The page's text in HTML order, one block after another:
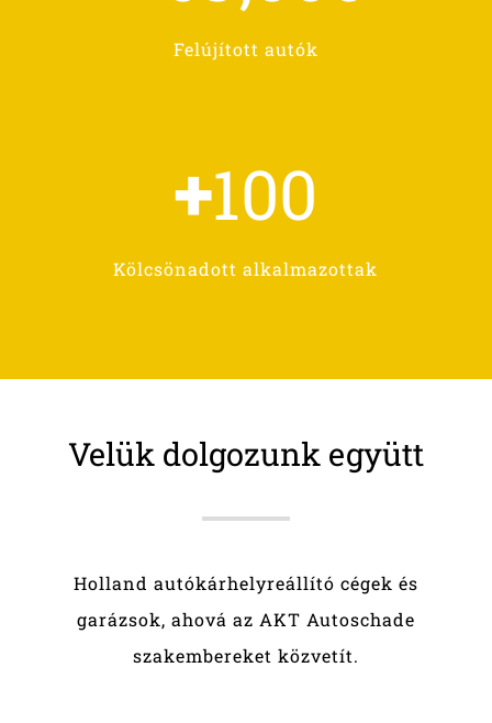
Felújított autók
+100
Kölcsönadott alkalmazottak
Velük dolgozunk együtt
Holland autókárhelyreállító cégek és
garázsok, ahová az AKT Autoschade
szakembereket közvetít.